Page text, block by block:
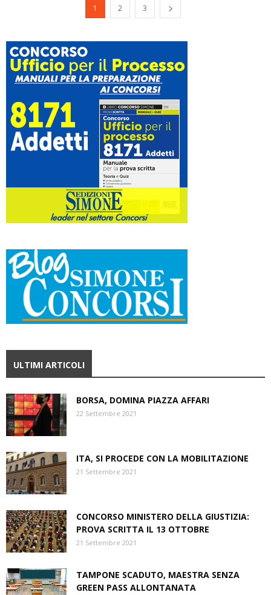
1 2 3
ULTIMI ARTICOLI
BORSA, DOMINA PIAZZA AFFARI
22 Settembre 2021
ITA, SI PROCEDE CON LA MOBILITAZIONE
21 Settembre 2021
CONCORSO MINISTERO DELLA GIUSTIZIA:
PROVA SCRITTA IL 13 OTTOBRE
21 Settembre 2021
TAMPONE SCADUTO, MAESTRA SENZA
GREEN PASS ALLONTANATA